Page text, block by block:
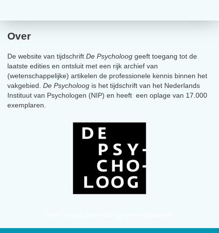
Over
De website van tijdschrift De Psycholoog geeft toegang tot de
laatste edities en ontsluit met een rijk archief van
(wetenschappelijke) artikelen de professionele kennis binnen het
vakgebied. De Psycholoog is het tijdschrift van het Nederlands
Instituut van Psychologen (NIP) en heeft een oplage van 17.000
exemplaren.